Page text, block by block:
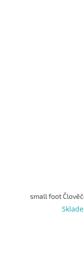
small foot